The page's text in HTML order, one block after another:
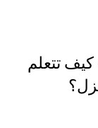
تتعلم